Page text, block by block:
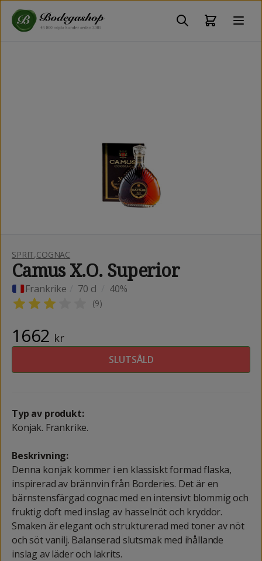
SPRIT,COGNAC
Camus X.O. Superior
Frankrike 70 cl 40%
(9)
1662 kr
SLUTSÅLD
Typ av produkt:
Konjak. Frankrike.
Beskrivning:
Denna konjak kommer i en klassiskt formad flaska,
inspirerad av brännvin från Borderies. Det är en
bärnstensfärgad cognac med en intensivt blommig och
fruktig doft med inslag av hasselnöt och kryddor.
Smaken är elegant och strukturerad med toner av nöt
och söt vanilj. Balanserad slutsmak med ihållande
inslag av läder och lakrits.